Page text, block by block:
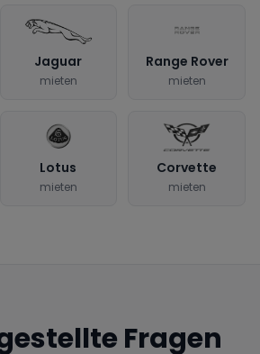
Jaguar
mieten
Range Rover
mieten
Lotus
mieten
Corvette
mieten
Fragen